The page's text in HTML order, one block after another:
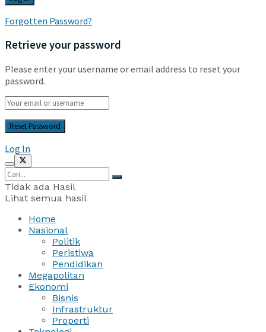
Forgotten Password?
Retrieve your password
Please enter your username or email address to reset your
password.
Log In
Tidak ada Hasil
Lihat semua hasil
Home
Nasional
Politik
Peristiwa
Pendidikan
Megapolitan
Ekonomi
Bisnis
Infrastruktur
Properti